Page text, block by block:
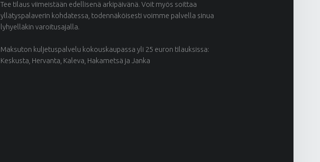
Tee tilaus viimeistään edellisenä arkipäivänä. Voit myös soittaa
yllätyspalaverin kohdatessa, todennäköisesti voimme palvella sinua
lyhyelläkin varoitusajalla.
Maksuton kuljetuspalvelu kokouskaupassa yli 25 euron tilauksissa:
Keskusta, Hervanta, Kaleva, Hakametsä ja Janka